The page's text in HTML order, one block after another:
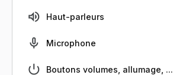
Haut-parleurs
Microphone
Boutons volumes, allumage, ...